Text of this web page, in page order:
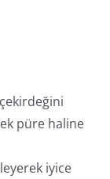
püre haline
iyice